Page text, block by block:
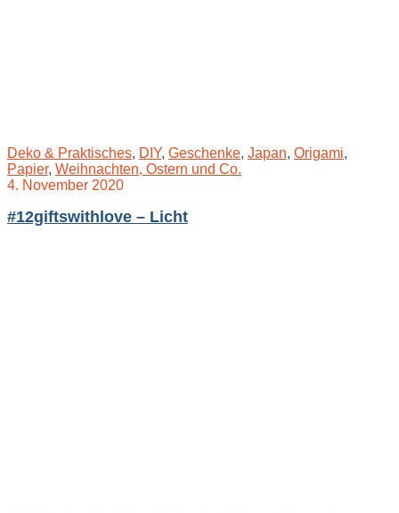
Deko & Praktisches, DIY, Geschenke, Japan, Origami,
Papier, Weihnachten, Ostern und Co.
4. November 2020
#12giftswithlove – Licht